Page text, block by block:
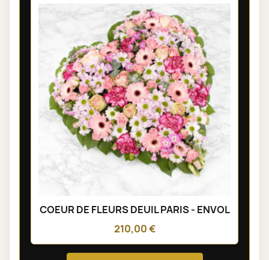
COEUR DE FLEURS DEUIL PARIS - ENVOL
210,00 €